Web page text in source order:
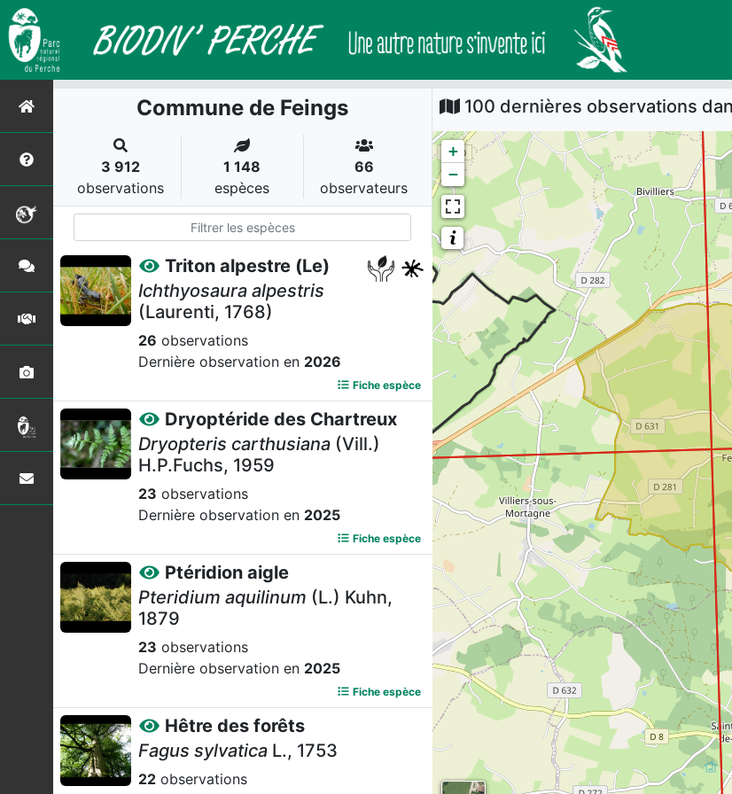
Commune de Feings
3 912
observations
1 148
espèces
66
observateurs
Triton alpestre (Le)
Ichthyosaura alpestris
(Laurenti, 1768)
26 observations
Dernière observation en 2026
Fiche espèce
Dryoptéride des Chartreux
Dryopteris carthusiana (Vill.)
H.P.Fuchs, 1959
23 observations
Dernière observation en 2025
Fiche espèce
Ptéridion aigle
Pteridium aquilinum (L.) Kuhn,
1879
23 observations
Dernière observation en 2025
Fiche espèce
Hêtre des forêts
Fagus sylvatica L., 1753
22 observations
100 dernières observations
+
−